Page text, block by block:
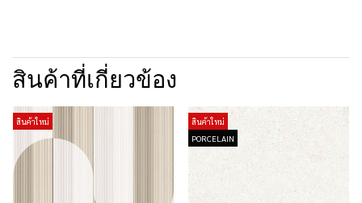
สินค้าที่เกี่ยวข้อง
สินค้าใหม่
สินค้าใหม่
PORCELAIN